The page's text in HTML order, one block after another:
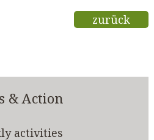
zurück
& Action
activities